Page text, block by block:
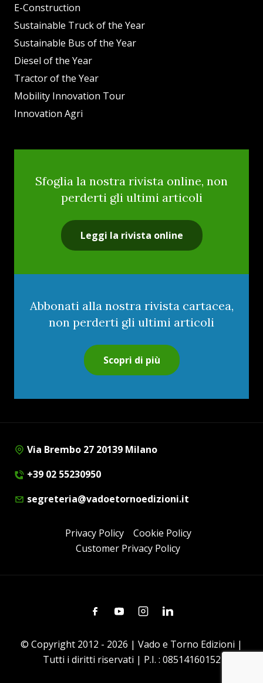
E-Construction
Sustainable Truck of the Year
Sustainable Bus of the Year
Diesel of the Year
Tractor of the Year
Mobility Innovation Tour
Innovation Agri
Sfoglia la nostra rivista online, non
perderti gli ultimi articoli
Leggi la rivista online
Abbonati alla nostra rivista cartacea,
non perderti gli ultimi articoli
Scopri di più
Via Brembo 27 20139 Milano
+39 02 55230950
segreteria@vadoetornoedizioni.it
Privacy Policy
Cookie Policy
Customer Privacy Policy
FacebookYoutubeInstagramLinkedin
© Copyright 2012 - 2026 | Vado e Torno Edizioni |
Tutti i diritti riservati | P.I. : 08514160152